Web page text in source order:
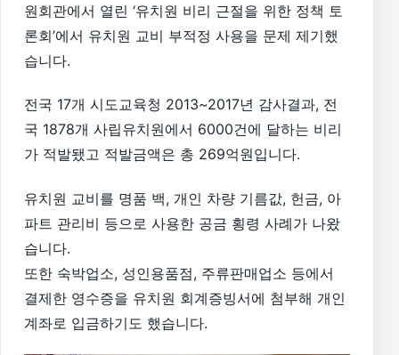
원회관에서 열린 ‘유치원 비리 근절을 위한 정책 토
론회’에서 유치원 교비 부적정 사용을 문제 제기했
습니다.
전국 17개 시도교육청 2013~2017년 감사결과, 전
국 1878개 사립유치원에서 6000건에 달하는 비리
가 적발됐고 적발금액은 총 269억원입니다.
유치원 교비를 명품 백, 개인 차량 기름값, 헌금, 아
파트 관리비 등으로 사용한 공금 횡령 사례가 나왔
습니다.
또한 숙박업소, 성인용품점, 주류판매업소 등에서
결제한 영수증을 유치원 회계증빙서에 첨부해 개인
계좌로 입금하기도 했습니다.